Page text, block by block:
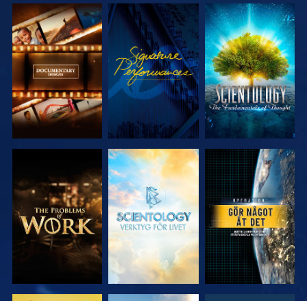
UTFORSKA
SERIEN
TITTA
UTFORSKA
SERIEN
UTFORSKA
SERIEN
UTFORSKA
SERIEN
TITTA